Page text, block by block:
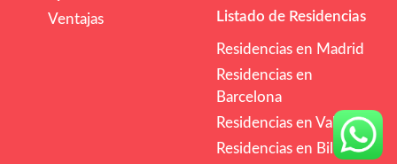
Ventajas
Listado de Residencias
Residencias en Madrid
Residencias en
Barcelona
Residencias en Valencia
Residencias en Bilbao